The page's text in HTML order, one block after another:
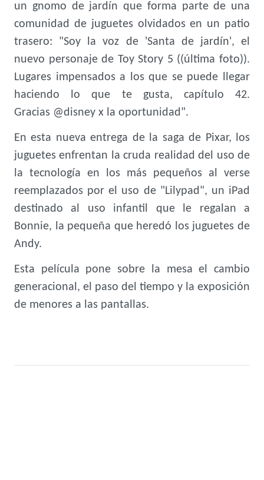
un gnomo de jardín que forma parte de una
comunidad de juguetes olvidados en un patio
trasero: "Soy la voz de 'Santa de jardín', el
nuevo personaje de Toy Story 5 ((última foto)).
Lugares impensados a los que se puede llegar
haciendo lo que te gusta, capítulo 42.
Gracias @disney x la oportunidad".
En esta nueva entrega de la saga de Pixar, los
juguetes enfrentan la cruda realidad del uso de
la tecnología en los más pequeños al verse
reemplazados por el uso de "Lilypad", un iPad
destinado al uso infantil que le regalan a
Bonnie, la pequeña que heredó los juguetes de
Andy.
Esta película pone sobre la mesa el cambio
generacional, el paso del tiempo y la exposición
de menores a las pantallas.